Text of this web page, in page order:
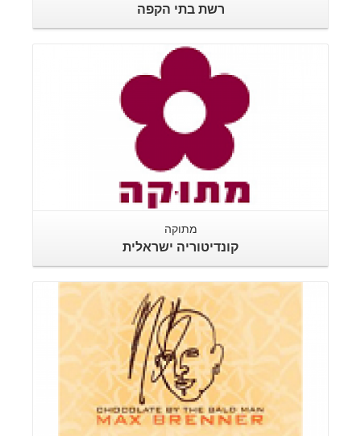
רשת בתי הקפה
מתוקה
קונדיטוריה ישראלית